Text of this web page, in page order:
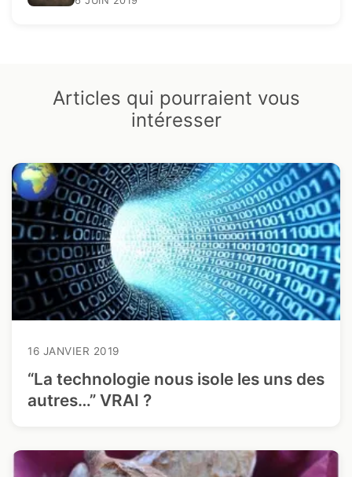
Articles qui pourraient vous
intéresser
16 JANVIER 2019
“La technologie nous isole les uns des
autres…” VRAI ?